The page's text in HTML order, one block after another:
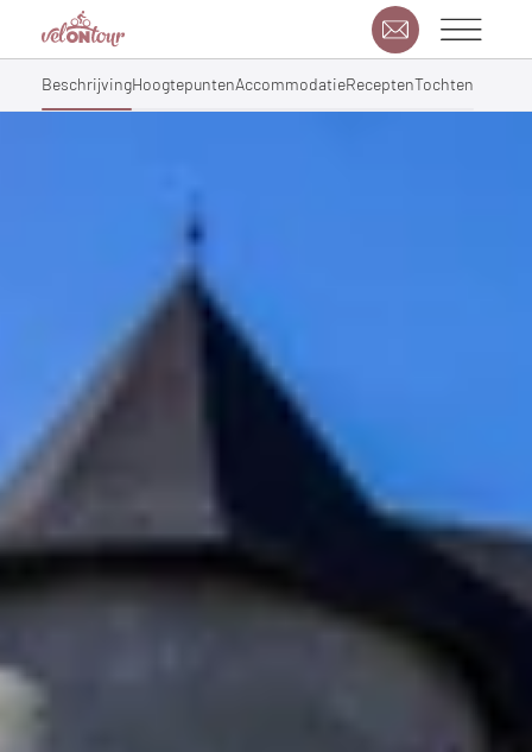
BeschrijvingHoogtepuntenAccommodatieReceptenTochten